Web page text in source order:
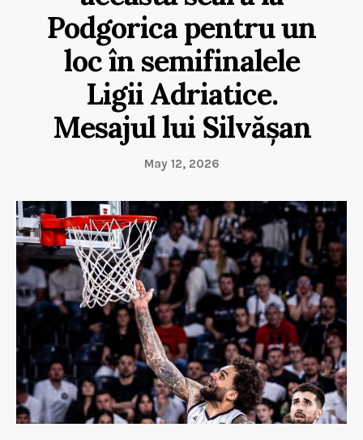
Podgorica pentru un
loc în semifinalele
Ligii Adriatice.
Mesajul lui Silvășan
May 12, 2026